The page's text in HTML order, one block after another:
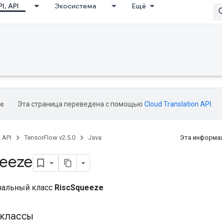
API Экосистема Ещё
Эта страница переведена с помощью Cloud Translation API
API TensorFlow v2.5.0 Java Эта
класс RiscSqueeze